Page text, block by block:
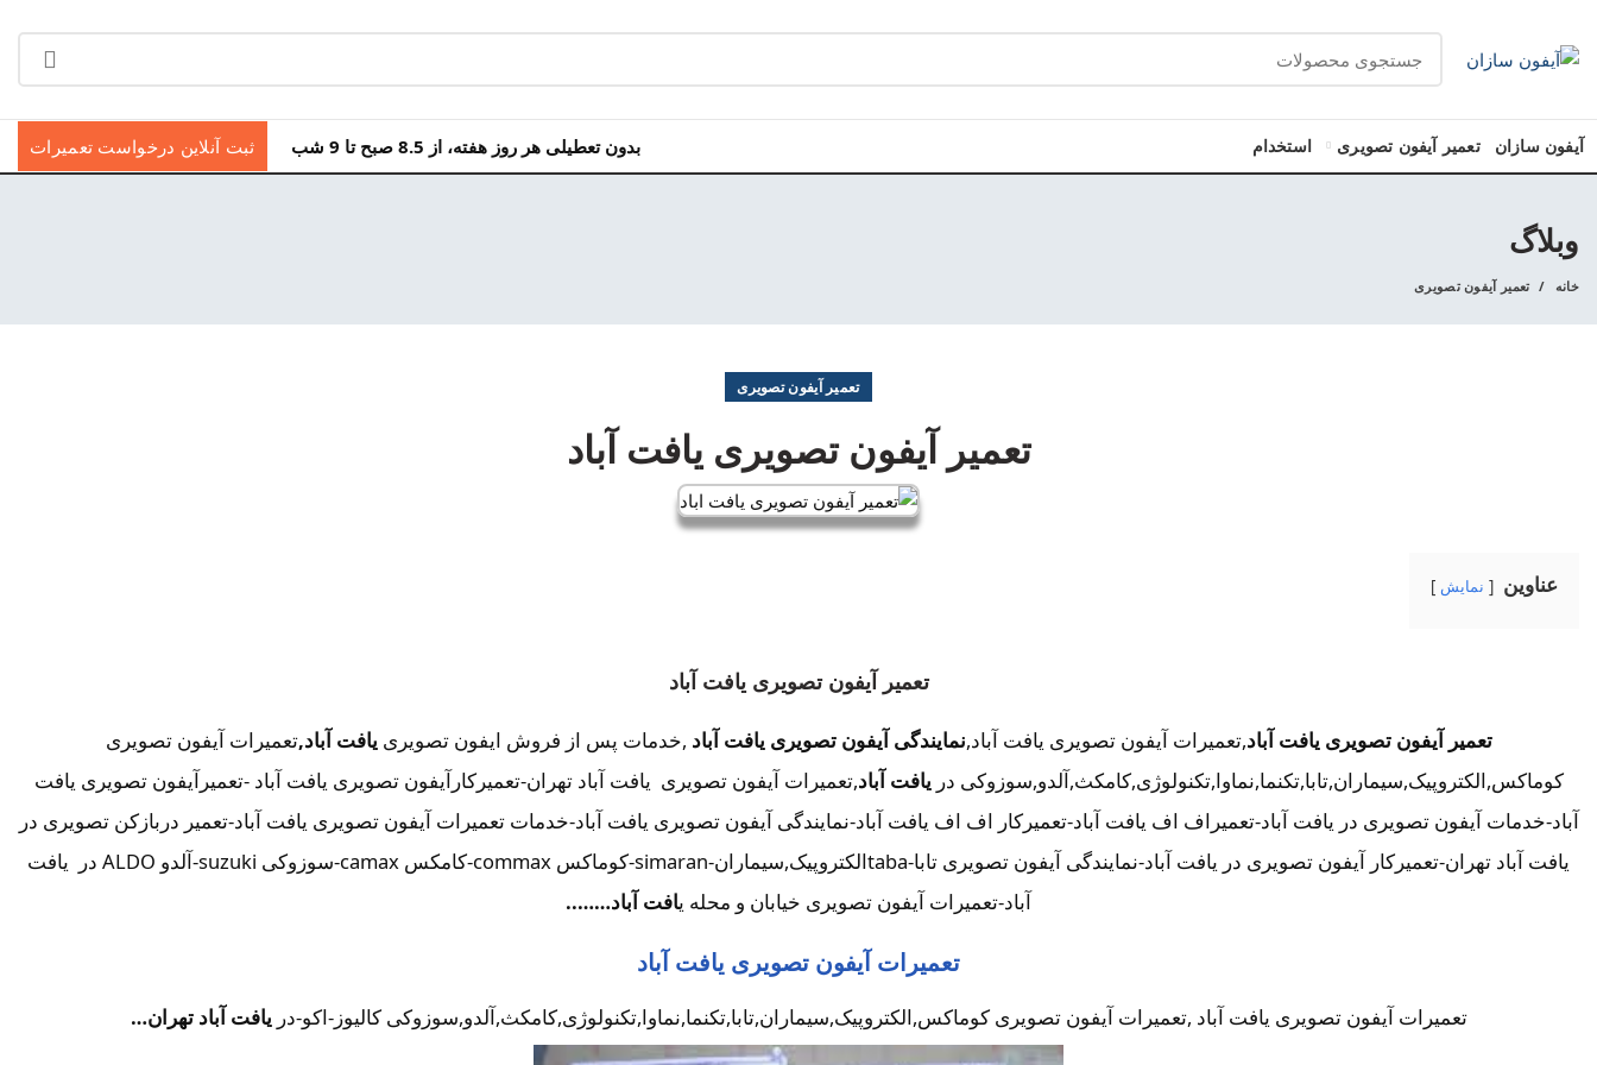
آیفون سازان تعمیر آیفون تصویری استخدام بدون تعطیلی هر روز هفته، از 8.5 صبح تا 9 شب ثبت آنلاین درخواست تعمیرات
وبلاگ
خانه تعمیر آیفون تصویری
تعمیر آیفون تصویری
تعمیر آیفون تصویری یافت آباد
عناوین نمایش
تعمیر آیفون تصویری یافت آباد
تعمیر آیفون تصویری یافت آباد,تعمیرات آیفون تصویری یافت آباد,نمایندگی آیفون تصویری یافت آباد ,خدمات پس از فروش ایفون تصویری یافت آباد,تعمیرات آیفون تصویری
کوماکس,الکتروپیک,سیماران,تابا,تکنما,نماوا,تکنولوژی,کامکث,آلدو,سوزوکی در یافت آباد,تعمیرات آیفون تصویری یافت آباد تهران-تعمیرکارآیفون تصویری یافت آباد -تعمیرآیفون تصویری یافت
آباد-خدمات آیفون تصویری در یافت آباد-تعمیراف اف یافت آباد-تعمیرکار اف اف یافت آباد-نمایندگی آیفون تصویری یافت آباد-خدمات تعمیرات آیفون تصویری یافت آباد-تعمیر دربازکن تصویری در
یافت آباد تهران-تعمیرکار آیفون تصویری در یافت آباد-نمایندگی آیفون تصویری تابا-tabaالکتروپیک,سیماران-simaran-کوماکس commax-کامکس camax-سوزوکی suzuki-آلدو ALDO در یافت
آباد-تعمیرات آیفون تصویری خیابان و محله یافت آباد……..
تعمیرات آیفون تصویری یافت آباد
تعمیرات آیفون تصویری یافت آباد ,تعمیرات آیفون تصویری کوماکس,الکتروپیک,سیماران,تابا,تکنما,نماوا,تکنولوژی,کامکث,آلدو,سوزوکی کالیوز-اکو-در یافت آباد تهران…